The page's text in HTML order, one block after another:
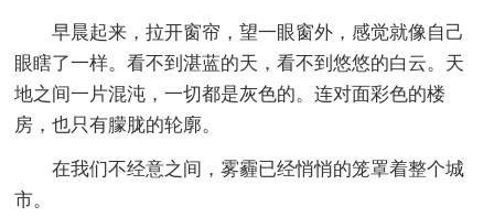
早晨起来，拉开窗帘，望一眼窗外，感觉就像自己
眼瞎了一样。看不到湛蓝的天，看不到悠悠的白云。天
地之间一片混沌，一切都是灰色的。连对面彩色的楼
房，也只有朦胧的轮廓。
在我们不经意之间，雾霾已经悄悄的笼罩着整个城
市。